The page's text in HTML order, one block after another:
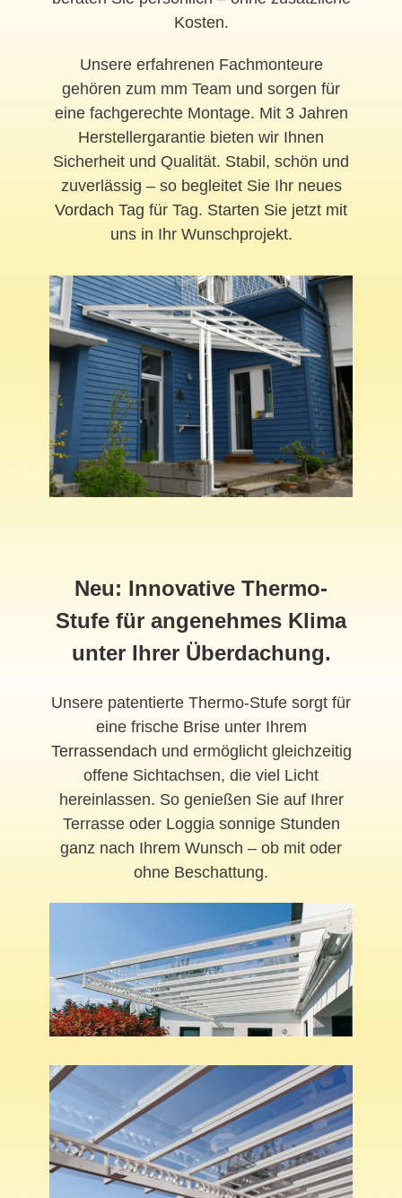
Kosten.
Unsere erfahrenen Fachmonteure
gehören zum mm Team und sorgen für
eine fachgerechte Montage. Mit 3 Jahren
Herstellergarantie bieten wir Ihnen
Sicherheit und Qualität. Stabil, schön und
zuverlässig – so begleitet Sie Ihr neues
Vordach Tag für Tag. Starten Sie jetzt mit
uns in Ihr Wunschprojekt.
Neu: Innovative Thermo-
Stufe für angenehmes Klima
unter Ihrer Überdachung.
Unsere patentierte Thermo-Stufe sorgt für
eine frische Brise unter Ihrem
Terrassendach und ermöglicht gleichzeitig
offene Sichtachsen, die viel Licht
hereinlassen. So genießen Sie auf Ihrer
Terrasse oder Loggia sonnige Stunden
ganz nach Ihrem Wunsch – ob mit oder
ohne Beschattung.